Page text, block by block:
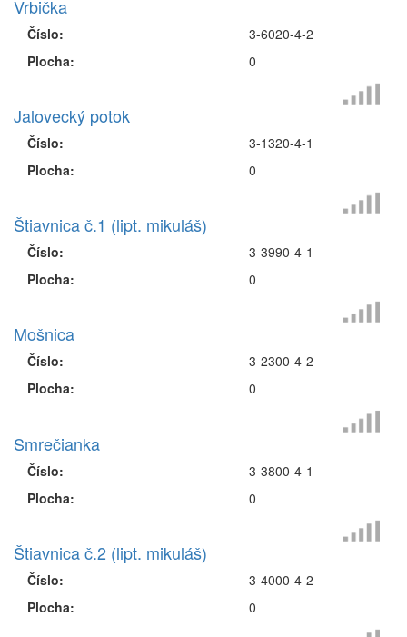
Vrbička
Číslo:
Plocha:
3-6020-4-2
0
Jalovecký potok
Číslo:
Plocha:
3-1320-4-1
0
Štiavnica č.1 (lipt. mikuláš)
Číslo:
Plocha:
3-3990-4-1
0
Mošnica
Číslo:
Plocha:
3-2300-4-2
0
Smrečianka
Číslo:
Plocha:
3-3800-4-1
0
Štiavnica č.2 (lipt. mikuláš)
Číslo:
Plocha:
3-4000-4-2
0